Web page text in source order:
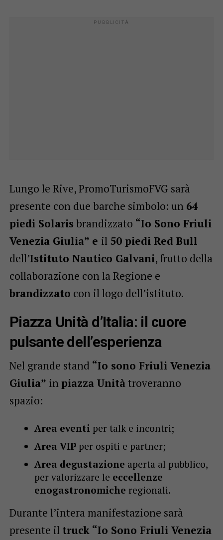
Lungo le Rive, PromoTurismoFVG sarà
presente con due barche simbolo: un 64
piedi Solaris brandizzato “Io Sono Friuli
Venezia Giulia” e il 50 piedi Red Bull
dell’Istituto Nautico Galvani, frutto della
collaborazione con la Regione e
brandizzato con il logo dell’istituto.
Piazza Unità d’Italia: il cuore
pulsante dell’esperienza
Nel grande stand “Io sono Friuli Venezia
Giulia” inpiazza Unitàtroveranno
spazio:
Area eventi per talk e incontri;
Area VIPper ospiti e partner;
Area degustazione aperta al pubblico,
per valorizzare le eccellenze
enogastronomiche regionali.
Durante l’intera manifestazione sarà
presente il truck “Io Sono Friuli Venezia